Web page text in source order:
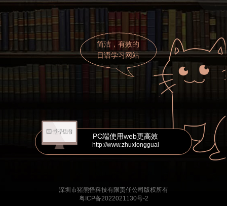
简洁，有效的
日语学习网站
PC端使用web更高效
http://www.zhuxiongguai
深圳市猪熊怪科技有限责任公司版权所有
粤ICP备2022021130号-2